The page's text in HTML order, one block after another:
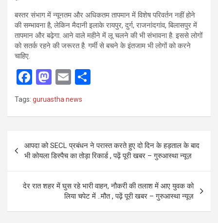
बस्तर संभाग में न्यूनतम और अधिकतम तापमान में विशेष परिवर्तन नहीं होने
की सम्भावना है, लेकिन मैदानी इलाके रायपुर, दुर्ग, राजनांदगांव, बिलासपुर में
तापमान और बढ़ेगा. आने वाले महीने में लू चलने की भी संभावना है. इससे लोगों
को सतर्क रहने की जरूरत है. गर्मी से बचने के इंतजाम भी लोगों को करने
चाहिए.
F
ce
o
o
k
M
a
st
d
o
n
E
ail
Tags: guruastha news
navigation
आपदा को SECL प्रबंधन ने परास्त करते हुए दो दिन के हड़ताल के बाद
भी कोयला डिस्पैच का तोड़ा रिकार्ड , पढ़ें पूरी खबर – गुरुआस्था न्यूज़
देर रात शहर में घुस रहे भारी वाहन, नौकरी की तलाश में आए युवक को
लिया चपेट में ..मौत , पढ़ें पूरी खबर – गुरुआस्था न्यूज़